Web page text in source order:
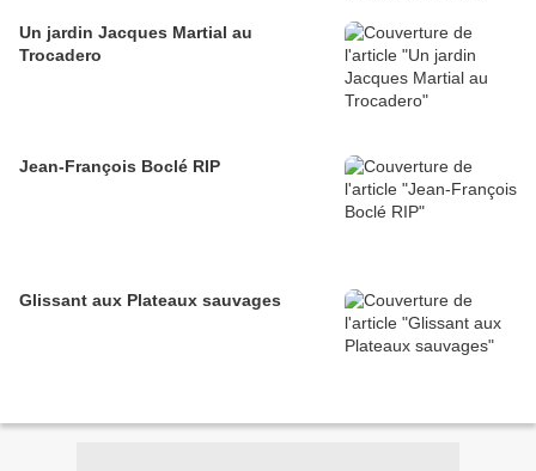
Un jardin Jacques Martial au
Trocadero
Jean-François Boclé RIP
Glissant aux Plateaux sauvages